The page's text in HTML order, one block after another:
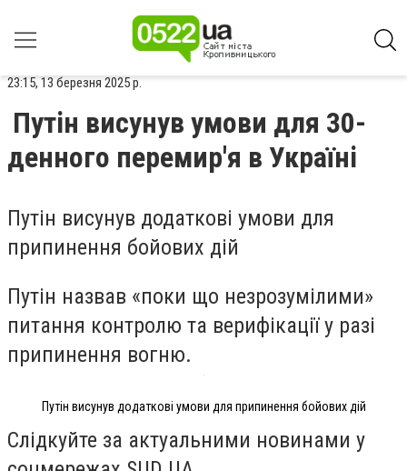
23:15, 13 березня 2025 р.
Путін висунув умови для 30-
денного перемир'я в Україні
Путін висунув додаткові умови для
припинення бойових дій
Путін назвав «поки що незрозумілими»
питання контролю та верифікації у разі
припинення вогню.
Путін висунув додаткові умови для припинення бойових дій
Слідкуйте за актуальними новинами у